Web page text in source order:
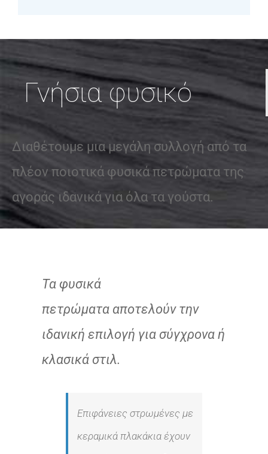
Γνήσια φυσικό
Διαθέτουμε μια μεγάλη συλλογή από τα
πλέον ποιοτικά φυσικά πετρώματα της
αγοράς ιδανικά για όλα τα γούστα.
Τα φυσικά
πετρώματα αποτελούν την
ιδανική επιλογή για σύγχρονα ή
κλασικά στιλ.
Επιφάνειες στρωμένες με
κεραμικά πλακάκια έχουν